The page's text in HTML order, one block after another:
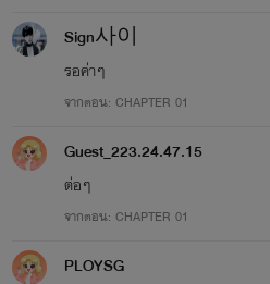
Sign사이
รอค่าๆ
จากตอน: CHAPTER 01
Guest_223.24.47.15
ต่อๆ
จากตอน: CHAPTER 01
PLOYSG